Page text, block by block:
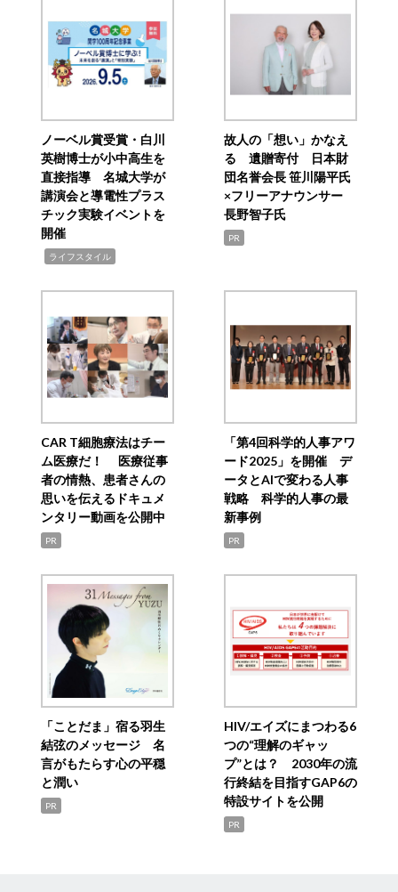
ノーベル賞受賞・白川
英樹博士が小中高生を
直接指導 名城大学が
講演会と導電性プラス
チック実験イベントを
開催
ライフスタイル
故人の「想い」かなえ
る 遺贈寄付 日本財
団名誉会長 笹川陽平氏
×フリーアナウンサー
長野智子氏
PR
CAR T細胞療法はチー
ム医療だ！ 医療従事
者の情熱、患者さんの
思いを伝えるドキュメ
ンタリー動画を公開中
PR
「第4回科学的人事アワ
ード2025」を開催 デ
ータとAIで変わる人事
戦略 科学的人事の最
新事例
PR
「ことだま」宿る羽生
結弦のメッセージ 名
言がもたらす心の平穏
と潤い
PR
HIV/エイズにまつわる6
つの“理解のギャッ
プ”とは？ 2030年の流
行終結を目指すGAP6の
特設サイトを公開
PR